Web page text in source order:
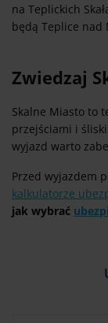
na Teplickich
będą Teplice nad
Zwiedzaj
Skalne Miasto to
przejściami i
wyjazd warto
Przed wyjazdem
kalkulatorze
jak wybrać